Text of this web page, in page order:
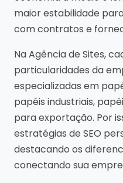
maior estabilidade
com contratos e
Na Agência de Sites,
particularidades da
especializadas em
papéis industriais,
para exportação. Por
estratégias de SEO
destacando os
conectando sua